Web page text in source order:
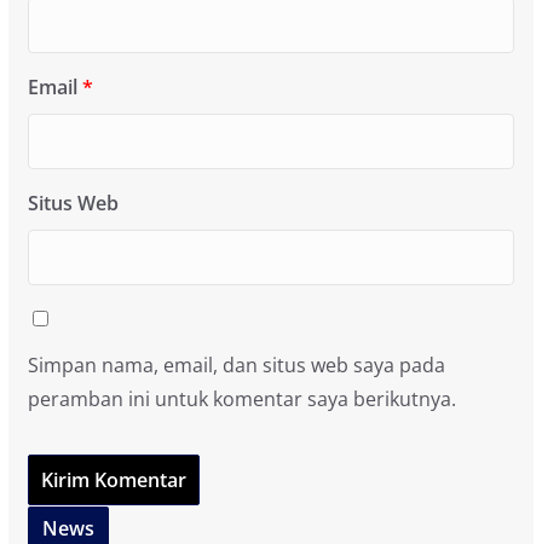
Email*
Situs Web
Simpan nama, email, dan situs web saya pada
peramban ini untuk komentar saya berikutnya.
News